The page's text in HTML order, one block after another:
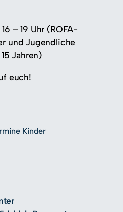
– 19 Uhr (ROFA-
und Jugendliche
Jahren)
euch!
Kinder